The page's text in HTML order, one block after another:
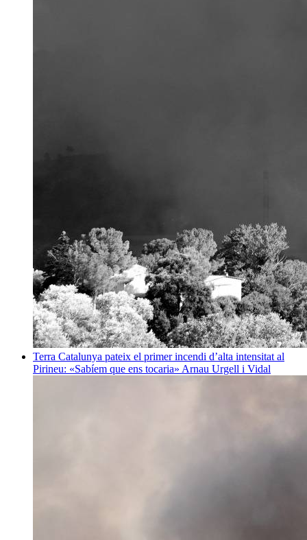
Terra Catalunya pateix el primer incendi d’alta intensitat al
Pirineu: «Sabíem que ens tocaria» Arnau Urgell i Vidal